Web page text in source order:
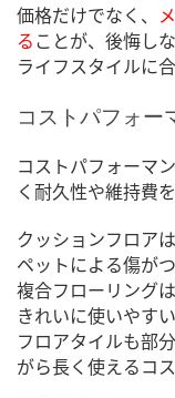
価格だけでなく、
ることが、後悔し
ライフスタイルに
コストパフォー
コストパフォーマ
く耐久性や維持費
クッションフロア
ペットによる傷が
複合フローリング
きれいに使いやす
フロアタイルも部
がら長く使えるコ